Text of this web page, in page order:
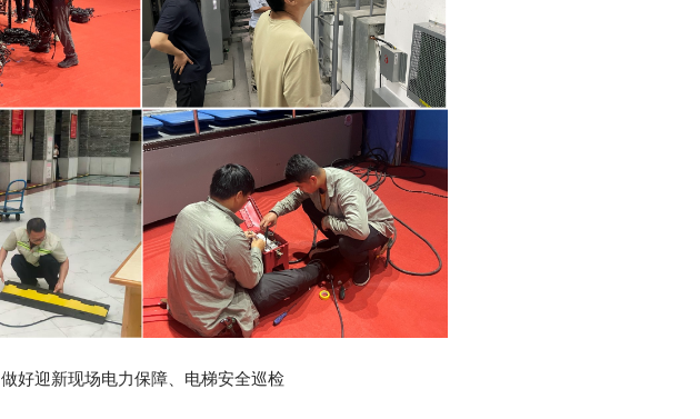
做好迎新现场电力保障、电梯安全巡检